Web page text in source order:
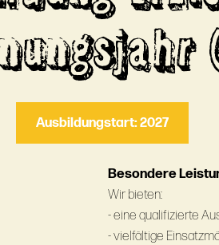
Ausbildungstart: 2027
Besondere
Wir bieten:
- eine qualifizierte
- vielfältige